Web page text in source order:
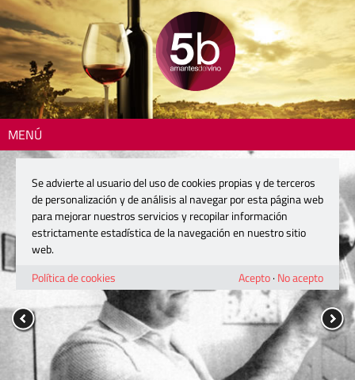
MENÚ
Se advierte al usuario del uso de cookies propias y de terceros
de personalización y de análisis al navegar por esta página web
para mejorar nuestros servicios y recopilar información
estrictamente estadística de la navegación en nuestro sitio
web.
Política de cookies
Acepto· No acepto